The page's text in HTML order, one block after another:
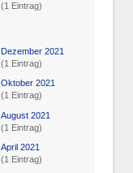
(1 Eintrag)
Dezember 2021
(1 Eintrag)
Oktober 2021
(1 Eintrag)
August 2021
(1 Eintrag)
April 2021
(1 Eintrag)